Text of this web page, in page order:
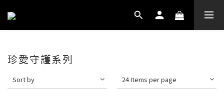
珍愛守護系列
Sort by 24 Items per page